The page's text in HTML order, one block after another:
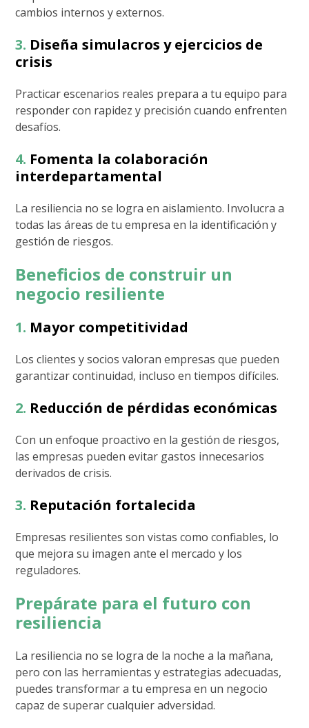
cambios internos y externos.
3. Diseña simulacros y ejercicios de
crisis
Practicar escenarios reales prepara a tu equipo para
responder con rapidez y precisión cuando enfrenten
desafíos.
4. Fomenta la colaboración
interdepartamental
La resiliencia no se logra en aislamiento. Involucra a
todas las áreas de tu empresa en la identificación y
gestión de riesgos.
Beneficios de construir un
negocio resiliente
1. Mayor competitividad
Los clientes y socios valoran empresas que pueden
garantizar continuidad, incluso en tiempos difíciles.
2. Reducción de pérdidas económicas
Con un enfoque proactivo en la gestión de riesgos,
las empresas pueden evitar gastos innecesarios
derivados de crisis.
3. Reputación fortalecida
Empresas resilientes son vistas como confiables, lo
que mejora su imagen ante el mercado y los
reguladores.
Prepárate para el futuro con
resiliencia
La resiliencia no se logra de la noche a la mañana,
pero con las herramientas y estrategias adecuadas,
puedes transformar a tu empresa en un negocio
capaz de superar cualquier adversidad.